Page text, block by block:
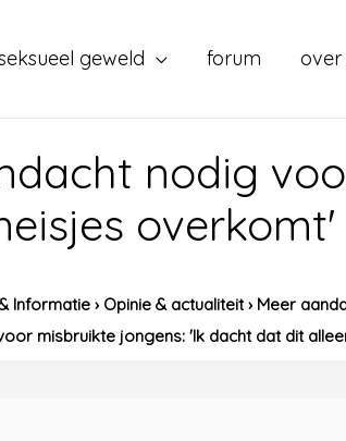
geweld forum over
nodig
overkomt'
Informatie › Opinie & actualiteit › Meer
misbruikte jongens: 'Ik dacht dat dit